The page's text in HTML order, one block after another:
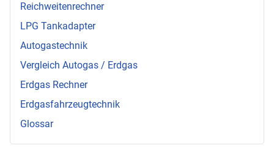
Reichweitenrechner
LPG Tankadapter
Autogastechnik
Vergleich Autogas / Erdgas
Erdgas Rechner
Erdgasfahrzeugtechnik
Glossar